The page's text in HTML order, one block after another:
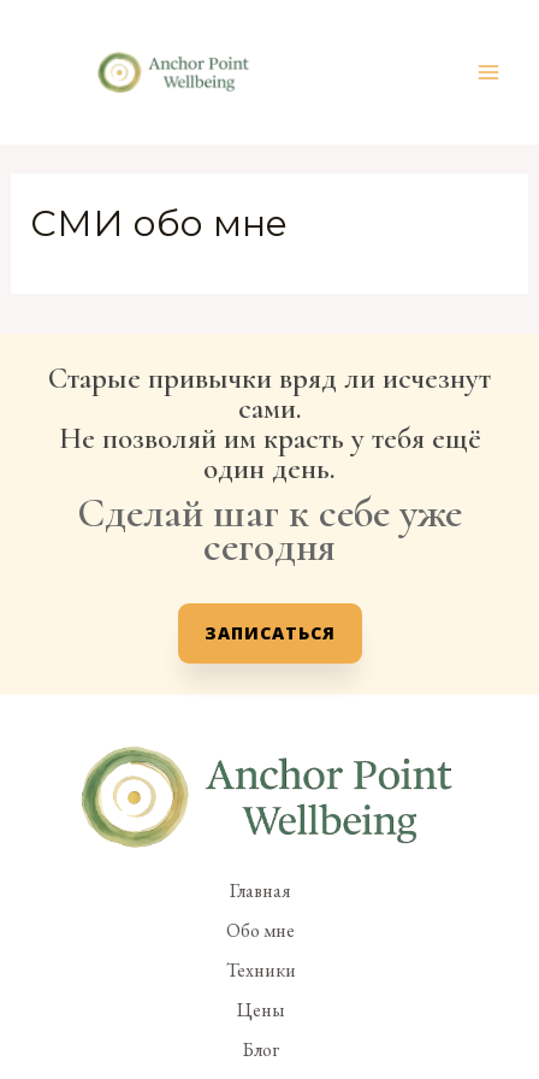
СМИ обо мне
Старые привычки вряд ли исчезнут
сами.
Не позволяй им красть у тебя ещё
один день.
Сделай шаг к себе уже
сегодня
ЗАПИСАТЬСЯ
Главная
Обо мне
Техники
Цены
Блог